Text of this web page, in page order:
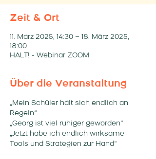
Zeit & Ort
11. März 2025, 14:30 – 18. März 2025,
18:00
HALT! - Webinar ZOOM
Über die Veranstaltung
„Mein Schüler hält sich endlich an
Regeln“
„Georg ist viel ruhiger geworden“
„Jetzt habe ich endlich wirksame
Tools und Strategien zur Hand“